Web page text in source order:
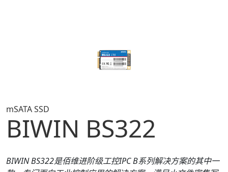
mSATA SSD
BIWIN BS322
BIWINBS322是佰维进阶级工控IPCB系列解决方案的其中一